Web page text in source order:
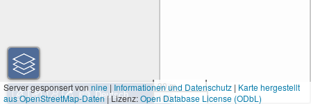
30 m
100 ft
Server gesponsert vonnine|Informationen und Datenschutz | Karte hergestellt
aus OpenStreetMap-Daten| Lizenz:Open Database License (ODbL)